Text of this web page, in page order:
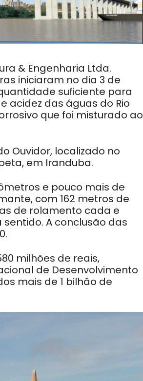
& Engenharia Ltda.
iniciaram no dia 3 de
suficiente para
acidez das águas do Rio
que foi misturado ao
Ouvidor, localizado no
em Iranduba.
e pouco mais de
com 162 metros de
de rolamento cada e
A conclusão das
milhões de reais,
de Desenvolvimento
mais de 1 bilhão de